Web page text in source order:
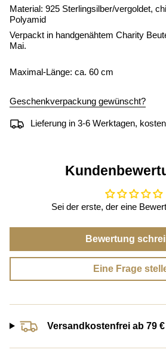
Material: 925 Sterlingsilber/vergoldet,
Polyamid
Verpackt in handgenähtem Charity
Mai.
Maximal-Länge: ca. 60 cm
Geschenkverpackung gewünscht?
Lieferung in 3-6 Werktagen,
Sei der erste, der eine
Bewertung
Eine Frage
Versandkostenfrei ab 79 €